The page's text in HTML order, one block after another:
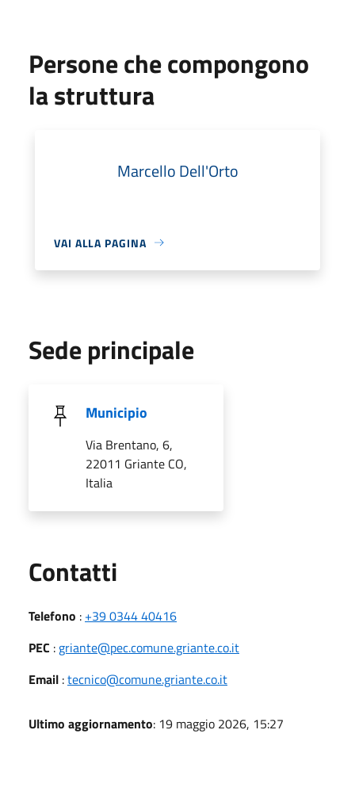
Persone che compongono
la struttura
Marcello Dell'Orto
VAI ALLA PAGINA
Sede principale
Municipio
Via Brentano, 6,
22011 Griante CO,
Italia
Contatti
Telefono : +39 0344 40416
PEC : griante@pec.comune.griante.co.it
Email :tecnico@comune.griante.co.it
Ultimo aggiornamento: 19 maggio 2026, 15:27